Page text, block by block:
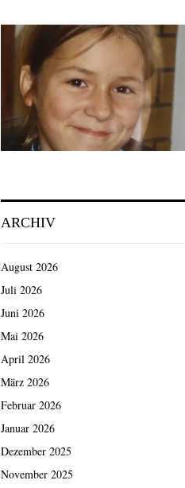
ARCHIV
August 2026
Juli 2026
Juni 2026
Mai 2026
April 2026
März 2026
Februar 2026
Januar 2026
Dezember 2025
November 2025